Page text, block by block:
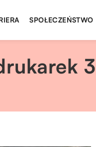
SPOŁECZEŃSTWO